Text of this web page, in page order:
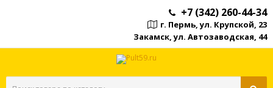
+7 (342) 260-44-34
г. Пермь, ул. Крупской, 23
Закамск, ул. Автозаводская, 44